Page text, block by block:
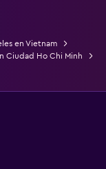
en Vietnam
Ciudad Ho Chi Minh